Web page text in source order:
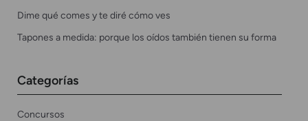
Dime qué comes y te diré cómo ves
Tapones a medida: porque los oídos también tienen su forma
Categorías
Concursos